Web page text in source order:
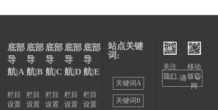
底部
导
航|A
栏目
设置
底部
导
航|B
栏目
设置
底部
导
航|C
栏目
设置
底部
导
航|D
栏目
设置
底部
导
航|E
栏目
设置
站点关键
词:
关键词A
关键词B
关注
我们
移动
版官
网
——请